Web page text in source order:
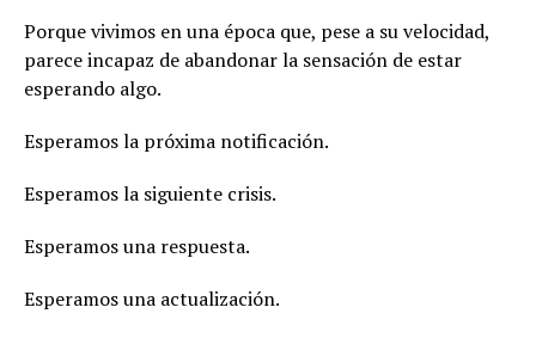
Porque vivimos en una época que, pese a su velocidad,
parece incapaz de abandonar la sensación de estar
esperando algo.
Esperamos la próxima notificación.
Esperamos la siguiente crisis.
Esperamos una respuesta.
Esperamos una actualización.